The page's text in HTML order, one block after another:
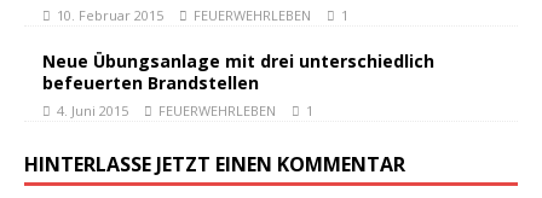
10. Februar 2015 FEUERWEHRLEBEN 1
Neue Übungsanlage mit drei unterschiedlich
befeuerten Brandstellen
4. Juni 2015 FEUERWEHRLEBEN 1
HINTERLASSE JETZT EINEN KOMMENTAR